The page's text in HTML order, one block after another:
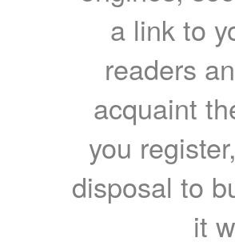
a link to
readers
acquaint
you
disposal to
it